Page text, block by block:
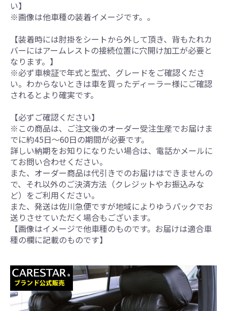
い】
※画像は他車種の装着イメージです。。
【装着時には肘掛をシートから外して頂き、背もたれカ
バーにはアームレストの接続位置に穴開け加工が必要と
なります。】
※必ず車検証で年式と型式、グレードをご確認くださ
い。わからないときは車を買ったディーラー様にご確認
されるとより確実です。
【必ずご確認ください】
※この商品は、ご注文後のオーダー受注生産でお届けま
でに約45日～60日の期間が必要です。
詳しい納期をお知りになりたい場合は、電話かメールに
てお問い合わせください。
また、オーダー商品は代引きでのお届けはできませんの
で、それ以外のご決済方法（クレジットやお振込みな
ど）をご利用ください。
また、発送は佐川急便ですが地域によりゆうパックでお
送りさせていただく場合もございます。
【画像はイメージで他車種のものです。お届けは適合車
種の欄に記載のものです】